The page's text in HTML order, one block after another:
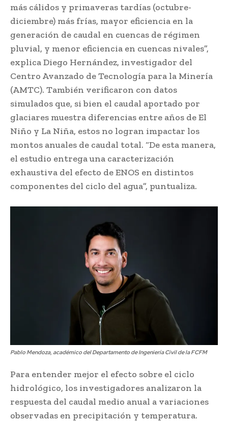
más cálidos y primaveras tardías (octubre-
diciembre) más frías, mayor eficiencia en la
generación de caudal en cuencas de régimen
pluvial, y menor eficiencia en cuencas nivales”,
explica Diego Hernández, investigador del
Centro Avanzado de Tecnología para la Minería
(AMTC). También verificaron con datos
simulados que, si bien el caudal aportado por
glaciares muestra diferencias entre años de El
Niño y La Niña, estos no logran impactar los
montos anuales de caudal total. “De esta manera,
el estudio entrega una caracterización
exhaustiva del efecto de ENOS en distintos
componentes del ciclo del agua”, puntualiza.
Pablo Mendoza, académico del Departamento de Ingeniería Civil de la FCFM
Para entender mejor el efecto sobre el ciclo
hidrológico, los investigadores analizaron la
respuesta del caudal medio anual a variaciones
observadas en precipitación y temperatura.